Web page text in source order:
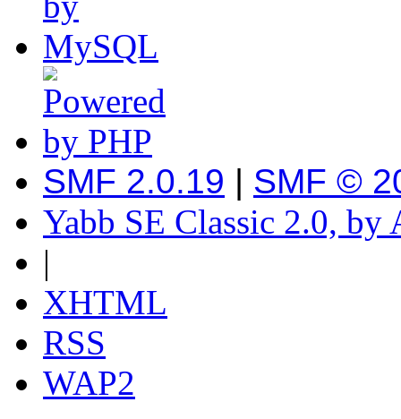
SMF 2.0.19 | SMF ©
Yabb SE Classic 2.0, by
|
XHTML
RSS
WAP2